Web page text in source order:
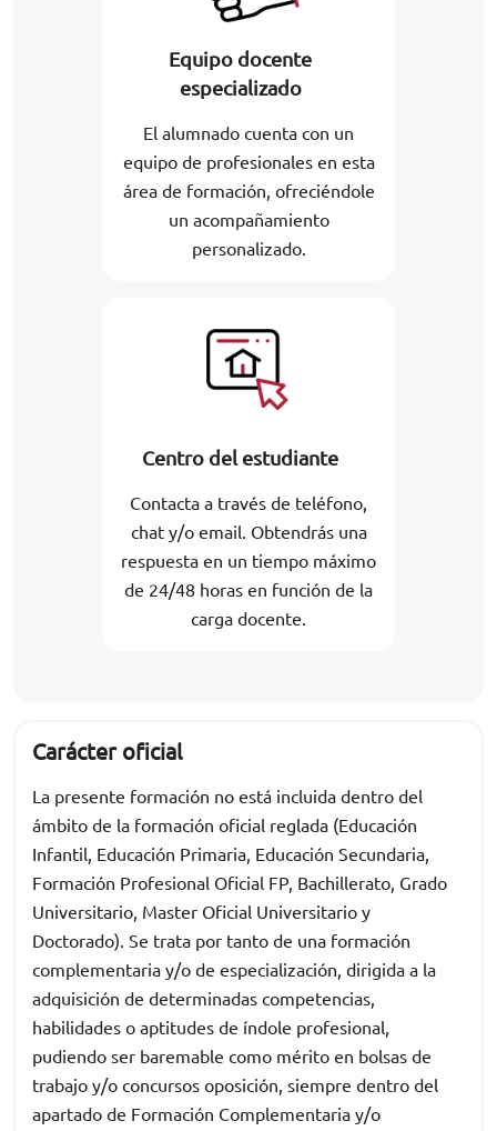
Equipo docente
especializado
El alumnado cuenta con un
equipo de profesionales en esta
área de formación, ofreciéndole
un acompañamiento
personalizado.
Centro del estudiante
Contacta a través de teléfono,
chat y/o email. Obtendrás una
respuesta en un tiempo máximo
de 24/48 horas en función de la
carga docente.
Carácter oficial
La presente formación no está incluida dentro del
ámbito de la formación oficial reglada (Educación
Infantil, Educación Primaria, Educación Secundaria,
Formación Profesional Oficial FP, Bachillerato, Grado
Universitario, Master Oficial Universitario y
Doctorado). Se trata por tanto de una formación
complementaria y/o de especialización, dirigida a la
adquisición de determinadas competencias,
habilidades o aptitudes de índole profesional,
pudiendo ser baremable como mérito en bolsas de
trabajo y/o concursos oposición, siempre dentro del
apartado de Formación Complementaria y/o